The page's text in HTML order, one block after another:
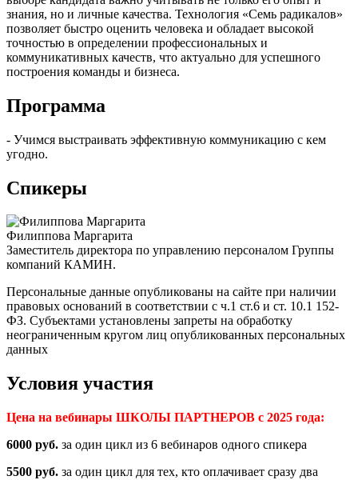
знания, но и личные качества. Технология «Семь радикалов»
позволяет быстро оценить человека и обладает высокой
точностью в определении профессиональных и
коммуникативных качеств, что актуально для успешного
построения команды и бизнеса.
Программа
- Учимся выстраивать эффективную коммуникацию с кем
угодно.
Спикеры
Филиппова Маргарита
Заместитель директора по управлению персоналом Группы
компаний КАМИН.
Персональные данные опубликованы на сайте при наличии
правовых оснований в соответствии с ч.1 ст.6 и ст. 10.1 152-
ФЗ. Субъектами установлены запреты на обработку
неограниченным кругом лиц опубликованных персональных
данных
Условия участия
Цена на вебинары ШКОЛЫ ПАРТНЕРОВ с 2025 года:
6000 руб. за один цикл из 6 вебинаров одного спикера
5500 руб. за один цикл для тех, кто оплачивает сразу два